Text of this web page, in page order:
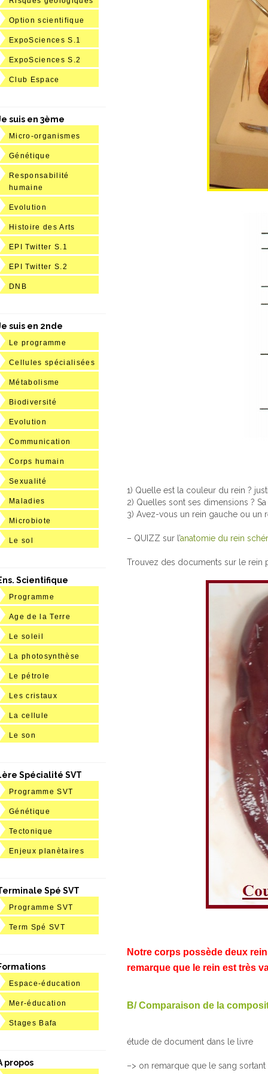
1) Quelle est la couleur du rein ?
2) Quelles sont ses dimensions ? Sa
3) Avez-vous un rein gauche ou un
– QUIZZ sur l’anatomie du rein
Trouvez des documents sur le rein
Notre corps possède deux
remarque que le rein est très
B/ Comparaison de la
étude de document dans le livre
–> on remarque que le sang
Option scientifique
ExpoSciences S.1
ExpoSciences S.2
Club Espace
suis en 3ème
Micro-organismes
Génétique
Responsabilité
humaine
Evolution
Histoire des Arts
EPI Twitter S.1
EPI Twitter S.2
DNB
suis en 2nde
Le programme
Cellules spécialisées
Métabolisme
Biodiversité
Evolution
Communication
Corps humain
Sexualité
Maladies
Microbiote
Le sol
Scientifique
Programme
Age de la Terre
Le soleil
La photosynthèse
Le pétrole
Les cristaux
La cellule
Le son
Spécialité SVT
Programme SVT
Génétique
Tectonique
Enjeux planètaires
Spé SVT
Programme SVT
Term Spé SVT
Espace-éducation
Mer-éducation
Stages Bafa
propos